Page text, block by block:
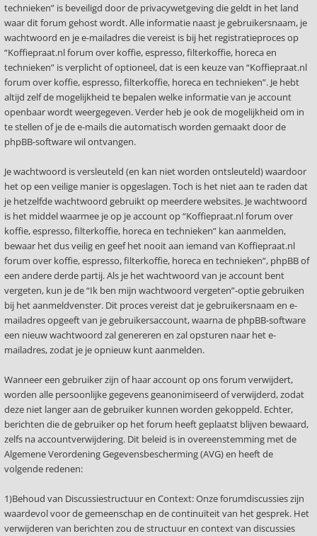
technieken” is beveiligd door de privacywetgeving die geldt in het land
waar dit forum gehost wordt. Alle informatie naast je gebruikersnaam, je
wachtwoord en je e-mailadres die vereist is bij het registratieproces op
“Koffiepraat.nl forum over koffie, espresso, filterkoffie, horeca en
technieken” is verplicht of optioneel, dat is een keuze van “Koffiepraat.nl
forum over koffie, espresso, filterkoffie, horeca en technieken”. Je hebt
altijd zelf de mogelijkheid te bepalen welke informatie van je account
openbaar wordt weergegeven. Verder heb je ook de mogelijkheid om in
te stellen of je de e-mails die automatisch worden gemaakt door de
phpBB-software wil ontvangen.
Je wachtwoord is versleuteld (en kan niet worden ontsleuteld) waardoor
het op een veilige manier is opgeslagen. Toch is het niet aan te raden dat
je hetzelfde wachtwoord gebruikt op meerdere websites. Je wachtwoord
is het middel waarmee je op je account op “Koffiepraat.nl forum over
koffie, espresso, filterkoffie, horeca en technieken” kan aanmelden,
bewaar het dus veilig en geef het nooit aan iemand van Koffiepraat.nl
forum over koffie, espresso, filterkoffie, horeca en technieken”, phpBB of
een andere derde partij. Als je het wachtwoord van je account bent
vergeten, kun je de “Ik ben mijn wachtwoord vergeten”-optie gebruiken
bij het aanmeldvenster. Dit proces vereist dat je gebruikersnaam en e-
mailadres opgeeft van je gebruikersaccount, waarna de phpBB-software
een nieuw wachtwoord zal genereren en zal opsturen naar het e-
mailadres, zodat je je opnieuw kunt aanmelden.
Wanneer een gebruiker zijn of haar account op ons forum verwijdert,
worden alle persoonlijke gegevens geanonimiseerd of verwijderd, zodat
deze niet langer aan de gebruiker kunnen worden gekoppeld. Echter,
berichten die de gebruiker op het forum heeft geplaatst blijven bewaard,
zelfs na accountverwijdering. Dit beleid is in overeenstemming met de
Algemene Verordening Gegevensbescherming (AVG) en heeft de
volgende redenen:
1)Behoud van Discussiestructuur en Context: Onze forumdiscussies zijn
waardevol voor de gemeenschap en de continuïteit van het gesprek. Het
verwijderen van berichten zou de structuur en context van discussies